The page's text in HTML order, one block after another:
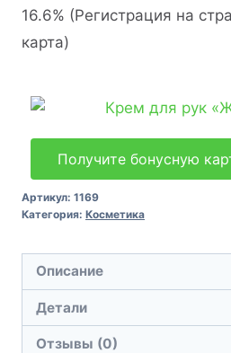
16.6% (Регистрация на
карта)
Получите бонусную
Артикул: 1169
Категория: Косметика
Описание
Детали
Отзывы (0)